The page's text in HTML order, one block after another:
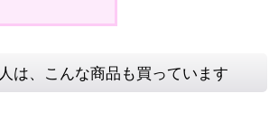
は、こんな商品も買っています